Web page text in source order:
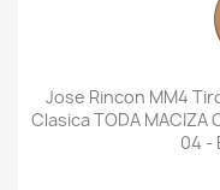
Jose Rincon MM4
Clasica TODA
04 -